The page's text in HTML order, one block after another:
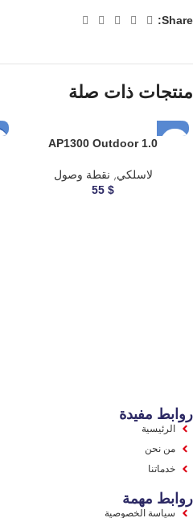
Share:
منتجات ذات صلة
AP1300 Outdoor 1.0
لاسلكي, نقطة وصول
55 $
روابط مفيدة
الرئيسية
من نحن
خدماتنا
روابط مهمة
سياسة الخصوصية